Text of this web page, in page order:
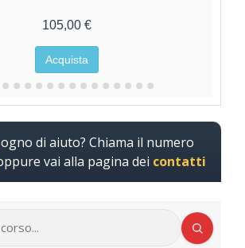
105,00 €
Acquista
di aiuto? Chiama il numero
vai alla pagina dei contatti